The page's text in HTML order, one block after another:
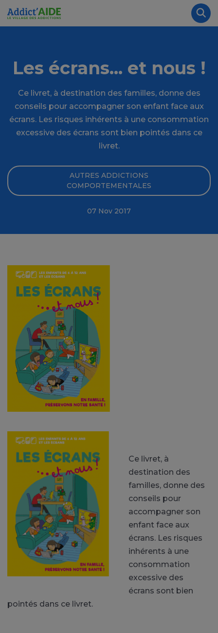
Aller au contenu principal
Les écrans... et nous !
Ce livret, à destination des familles, donne des
conseils pour accompagner son enfant face aux
écrans. Les risques inhérents à une consommation
excessive des écrans sont bien pointés dans ce
livret.
AUTRES ADDICTIONS
COMPORTEMENTALES
07 Nov 2017
Ce livret, à
destination des
familles, donne des
conseils pour
accompagner son
enfant face aux
écrans. Les risques
inhérents à une
consommation
excessive des
écrans sont bien
pointés dans ce livret.
Panneau de gestion des cookies